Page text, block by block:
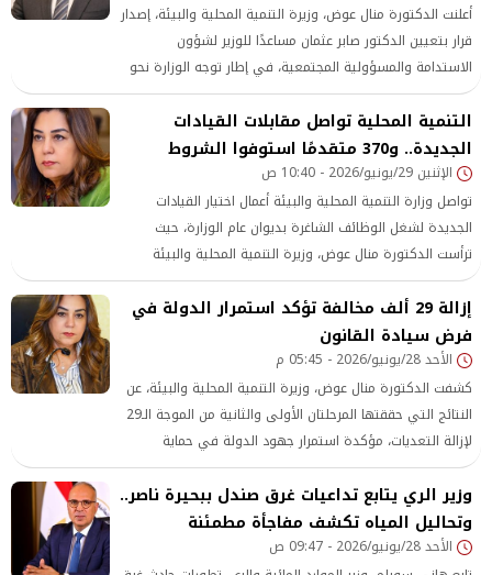
أعلنت الدكتورة منال عوض، وزيرة التنمية المحلية والبيئة، إصدار
قرار بتعيين الدكتور صابر عثمان مساعدًا للوزير لشؤون
الاستدامة والمسؤولية المجتمعية، في إطار توجه الوزارة نحو
الاستفادة من الكفاءات الوطنية المتميزة
التنمية المحلية تواصل مقابلات القيادات
الجديدة.. و370 متقدمًا استوفوا الشروط
الإثنين 29/يونيو/2026 - 10:40 ص
تواصل وزارة التنمية المحلية والبيئة أعمال اختيار القيادات
الجديدة لشغل الوظائف الشاغرة بديوان عام الوزارة، حيث
ترأست الدكتورة منال عوض، وزيرة التنمية المحلية والبيئة
إزالة 29 ألف مخالفة تؤكد استمرار الدولة في
فرض سيادة القانون
الأحد 28/يونيو/2026 - 05:45 م
كشفت الدكتورة منال عوض، وزيرة التنمية المحلية والبيئة، عن
النتائج التي حققتها المرحلتان الأولى والثانية من الموجة الـ29
لإزالة التعديات، مؤكدة استمرار جهود الدولة في حماية
أراضيها والحفاظ على الرقعة الزراعية،
وزير الري يتابع تداعيات غرق صندل ببحيرة ناصر..
وتحاليل المياه تكشف مفاجأة مطمئنة
الأحد 28/يونيو/2026 - 09:47 ص